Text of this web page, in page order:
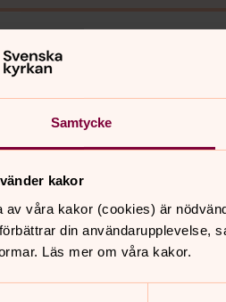
Samtycke
kakor
av våra kakor (cookies) är
din användarupplevelse,
Läs mer om våra kakor.
kyrka
i Bolmsö kyrka.
i